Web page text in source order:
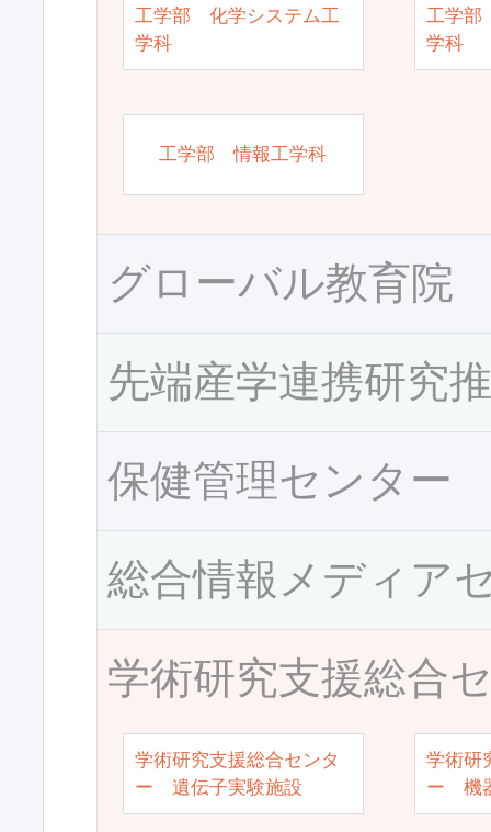
工学部 化学システム工
学科
工学部
学科
工学部 情報工学科
グローバル教育院
先端産学連携研究
保健管理センター
総合情報メディア
学術研究支援総合
学術研究支援総合センタ
ー 遺伝子実験施設
学術研
ー 機